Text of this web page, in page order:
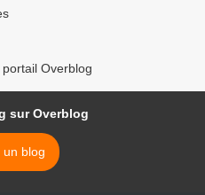
Overblog
sur Overblog
un blog